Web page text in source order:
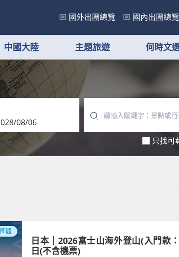
國外出團總覽 國內出團總覽
中國大陸 主題旅遊 何時文
只找可
團體
日本｜2026富士山海外登山(入門款
日(不含機票)